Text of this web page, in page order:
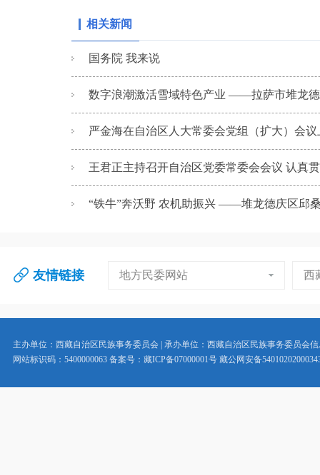
相关新闻
国务院 我来说
数字浪潮激活雪域特色产业 ——拉萨市堆龙
严金海在自治区人大常委会党组（扩大）会
王君正主持召开自治区党委常委会会议 认真
“铁牛”奔沃野 农机助振兴 ——堆龙德庆区邱
友情链接 地方民委网站 西
主办单位：西藏自治区民族事务委员会 | 承办单位：西藏自治区民族事务委员会
网站标识码：5400000063 备案号：藏ICP备07000001号 藏公网安备